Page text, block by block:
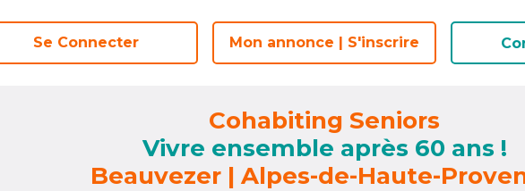
Se Connecter Mon annonce | S'inscrire
Se Connecter Mon annonce | S'inscrire
Cohabiting Seniors
Vivre ensemble après 60 ans !
Beauvezer | Alpes-de-Haute-